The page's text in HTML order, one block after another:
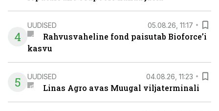
4
UUDISED 05.08.26, 11:17
Rahvusvaheline fond paisutab Bioforce’i
kasvu
5 UUDISED 04.08.26, 11:23
Linas Agro avas Muugal viljaterminali